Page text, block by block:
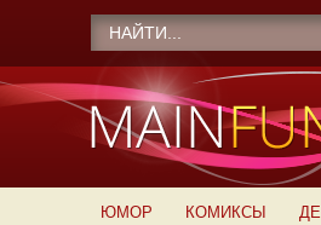
ЮМОР КОМИКСЫ